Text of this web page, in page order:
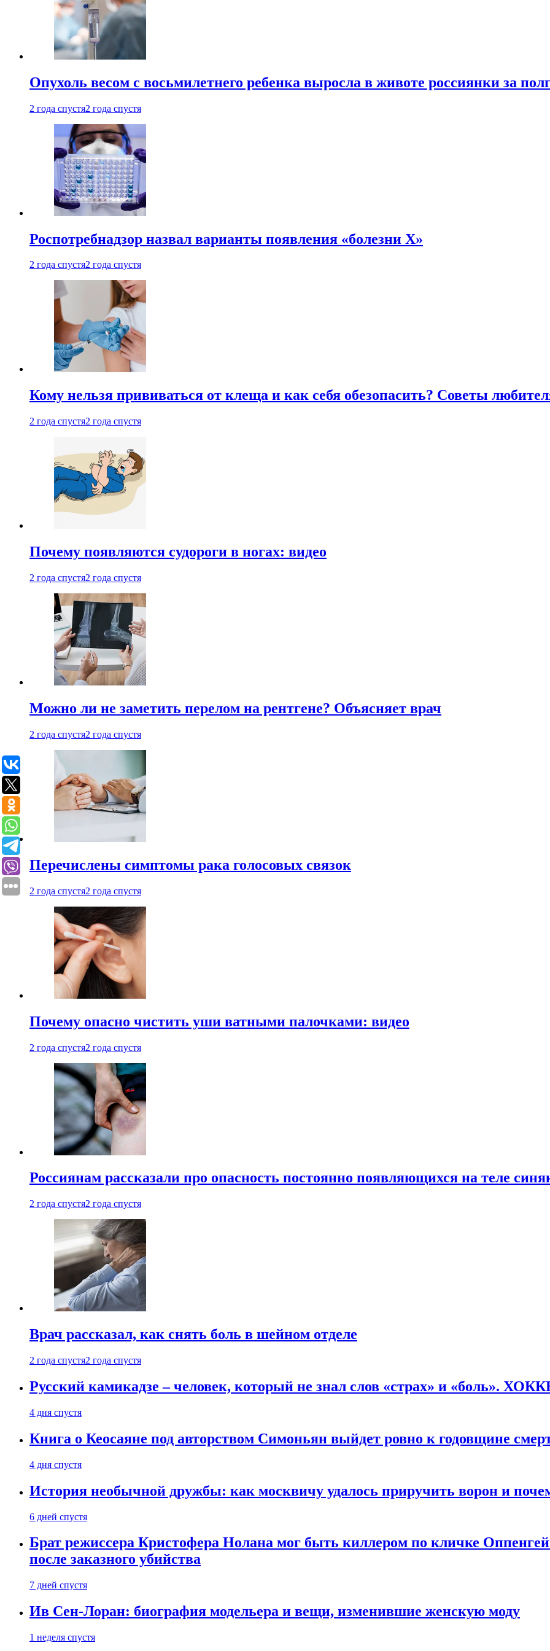
Опухоль весом с восьмилетнего ребенка выросла в животе россиянки за
2 года спустя2 года спустя
Роспотребнадзор назвал варианты появления «болезни Х»
2 года спустя2 года спустя
Кому нельзя прививаться от клеща и как себя обезопасить? Советы
2 года спустя2 года спустя
Почему появляются судороги в ногах: видео
2 года спустя2 года спустя
Можно ли не заметить перелом на рентгене? Объясняет врач
2 года спустя2 года спустя
Перечислены симптомы рака голосовых связок
2 года спустя2 года спустя
Почему опасно чистить уши ватными палочками: видео
2 года спустя2 года спустя
Россиянам рассказали про опасность постоянно появляющихся на теле
2 года спустя2 года спустя
Врач рассказал, как снять боль в шейном отделе
2 года спустя2 года спустя
Русский камикадзе – человек, который не знал слов «страх» и «боль».
4 дня спустя
Книга о Кеосаяне под авторством Симоньян выйдет ровно к годовщине
4 дня спустя
История необычной дружбы: как москвичу удалось приручить ворон и
6 дней спустя
Брат режиссера Кристофера Нолана мог быть киллером по кличке
после заказного убийства
7 дней спустя
Ив Сен-Лоран: биография модельера и вещи, изменившие женскую моду
1 неделя спустя